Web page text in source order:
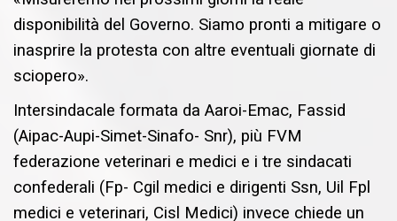
disponibilità del Governo. Siamo pronti a mitigare o
inasprire la protesta con altre eventuali giornate di
sciopero».
Intersindacale formata da Aaroi-Emac, Fassid
(Aipac-Aupi-Simet-Sinafo- Snr), più FVM
federazione veterinari e medici e i tre sindacati
confederali (Fp- Cgil medici e dirigenti Ssn, Uil Fpl
medici e veterinari, Cisl Medici) invece chiede un